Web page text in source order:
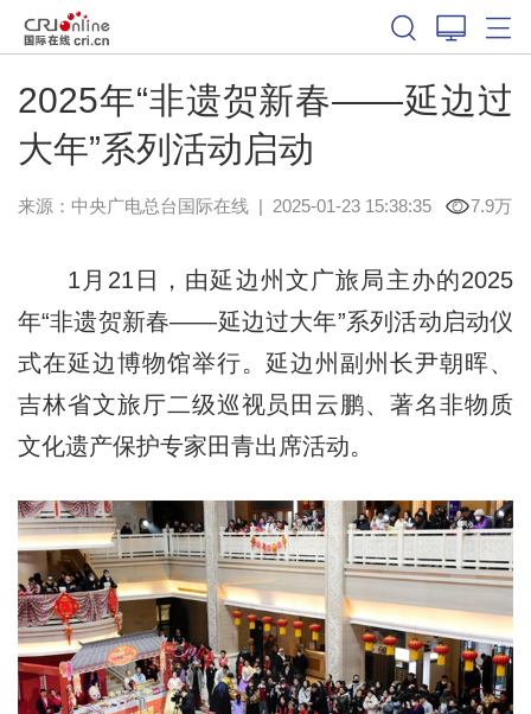
2025年“非遗贺新春——延边过
大年”系列活动启动
来源：中央广电总台国际在线| 2025-01-23 15:38:35 7.9万
1月21日，由延边州文广旅局主办的2025
年“非遗贺新春——延边过大年”系列活动启动仪
式在延边博物馆举行。延边州副州长尹朝晖、
吉林省文旅厅二级巡视员田云鹏、著名非物质
文化遗产保护专家田青出席活动。